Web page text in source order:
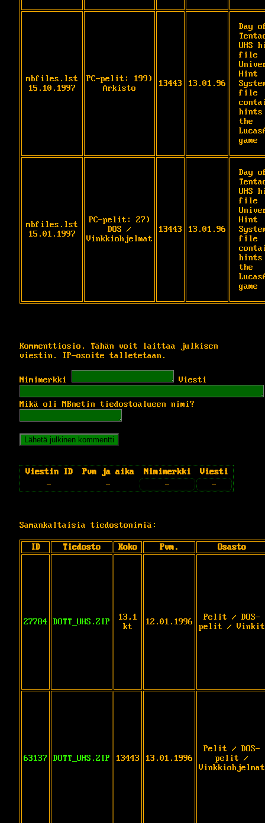
mbfiles.lst
15.10.1997
PC-pelit: 199)
Arkisto
13443 13.01.96
Day
UHS
file
Hint
file
the
game
mbfiles.lst
15.01.1997
PC-pelit: 27)
DOS /
Vinkkiohjelmat
13443 13.01.96
Day
UHS
file
Hint
file
the
game
Kommenttiosio. Tähän voit laittaa julkisen
viestin. IP-osoite talletetaan.
Nimimerkki Viesti
Mikä oli MBnetin tiedostoalueen nimi?
Viestin ID Pvm ja aika Nimimerkki
Viesti
-
- - -
Samankaltaisia tiedostonimiä:
ID Tiedosto Koko Pvm. Osasto
27784 DOTT_UHS.ZIP
13,1
kt
12.01.1996
Pelit / DOS-
pelit / Vinkit
63137 DOTT_UHS.ZIP 13443 13.01.1996
Pelit / DOS-
pelit /
Vinkkiohjelmat